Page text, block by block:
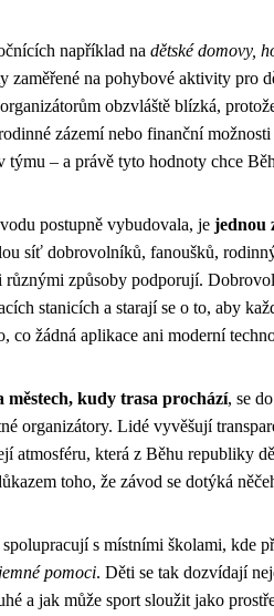
například na dětské domovy,
zaměřené na pohybové aktivity pro
obzvláště blízká,
zázemí nebo finanční
týmu – a právě tyto hodnoty chce
postupně vybudovala, je jednou
síť dobrovolníků, fanoušků,
různými způsoby podporují.
stanicích a starají se o to, aby
co žádná aplikace ani moderní
kudy trasa prochází, se
organizátory. Lidé vyvěšují
atmosféru, která z Běhu republiky
toho, že závod se dotýká
s místními školami, kde
pomoci. Děti se tak dozvídají
a jak může sport sloužit jako